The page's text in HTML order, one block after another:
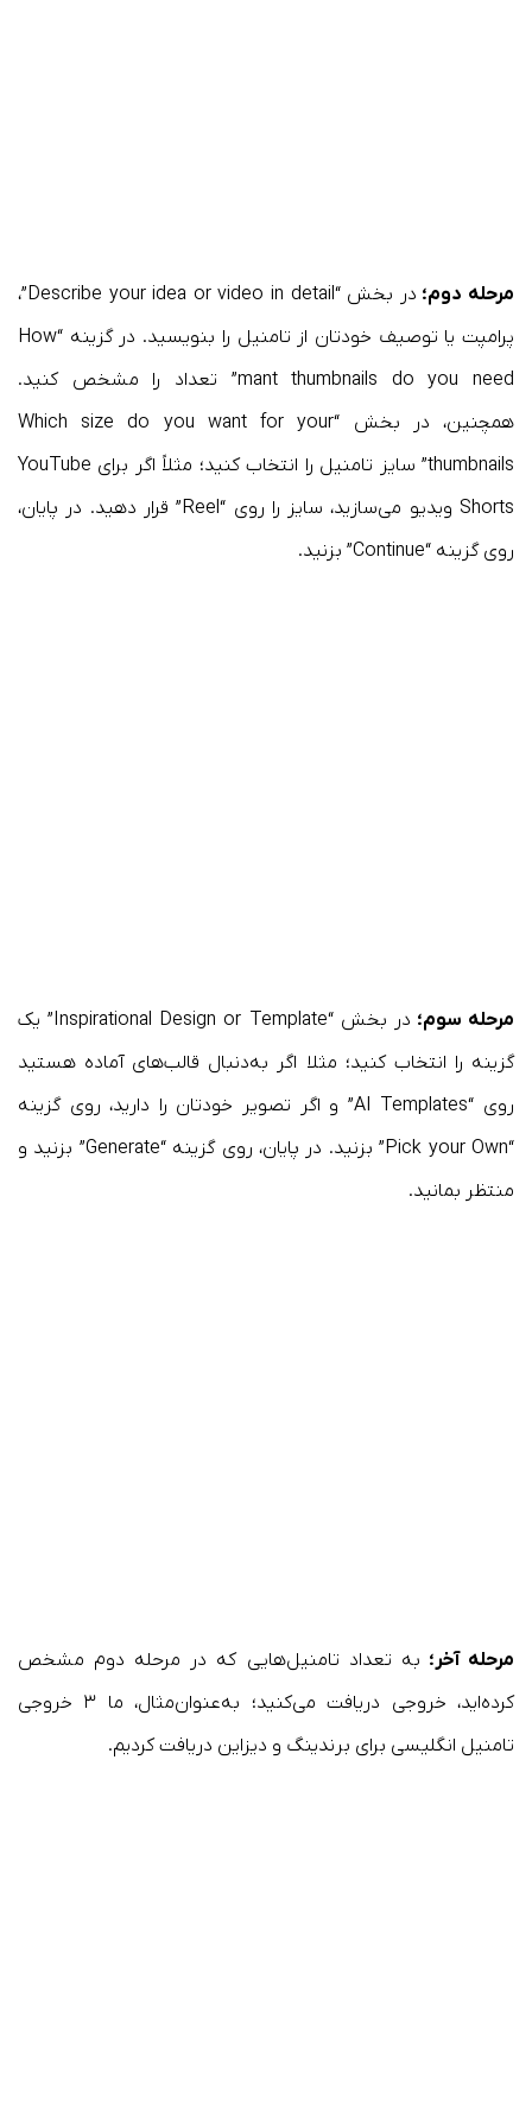
مرحله دوم؛
در بخش “Describe your idea or video in detail”،
پرامپت یا توصیف خودتان از تامنیل را بنویسید. در گزینه “How
mant thumbnails do you need” تعداد را مشخص کنید.
همچنین، در بخش “Which size do you want for your
thumbnails” سایز تامنیل را انتخاب کنید؛ مثلاً اگر برای YouTube
Shorts ویدیو می‌سازید، سایز را روی “Reel” قرار دهید. در پایان،
روی گزینه “Continue” بزنید.
مرحله سوم؛
در بخش “Inspirational Design or Template” یک
گزینه را انتخاب کنید؛ مثلا اگر به‌دنبال قالب‌های آماده هستید
روی “AI Templates” و اگر تصویر خودتان را دارید، روی گزینه
“Pick your Own” بزنید. در پایان، روی گزینه “Generate” بزنید و
منتظر بمانید.
مرحله آخر؛ به تعداد تامنیل‌هایی که در مرحله دوم مشخص
کرده‌اید، خروجی دریافت می‌کنید؛ به‌عنوان‌مثال، ما ۳ خروجی
تامنیل انگلیسی برای برندینگ و دیزاین دریافت کردیم.